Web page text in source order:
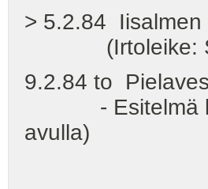
> 5.2.84 Iisalmen
(Irtoleike: S.
9.2.84 to
- Esitelmä
avulla)